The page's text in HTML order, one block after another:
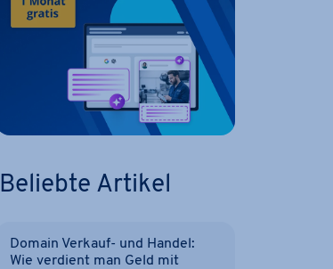
Beliebte Artikel
Domain Verkauf- und Handel:
Wie verdient man Geld mit